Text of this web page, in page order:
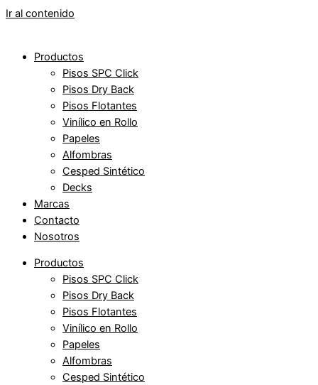
Ir al contenido
Productos
Pisos SPC Click
Pisos Dry Back
Pisos Flotantes
Vinílico en Rollo
Papeles
Alfombras
Cesped Sintético
Decks
Marcas
Contacto
Nosotros
Productos
Pisos SPC Click
Pisos Dry Back
Pisos Flotantes
Vinílico en Rollo
Papeles
Alfombras
Cesped Sintético